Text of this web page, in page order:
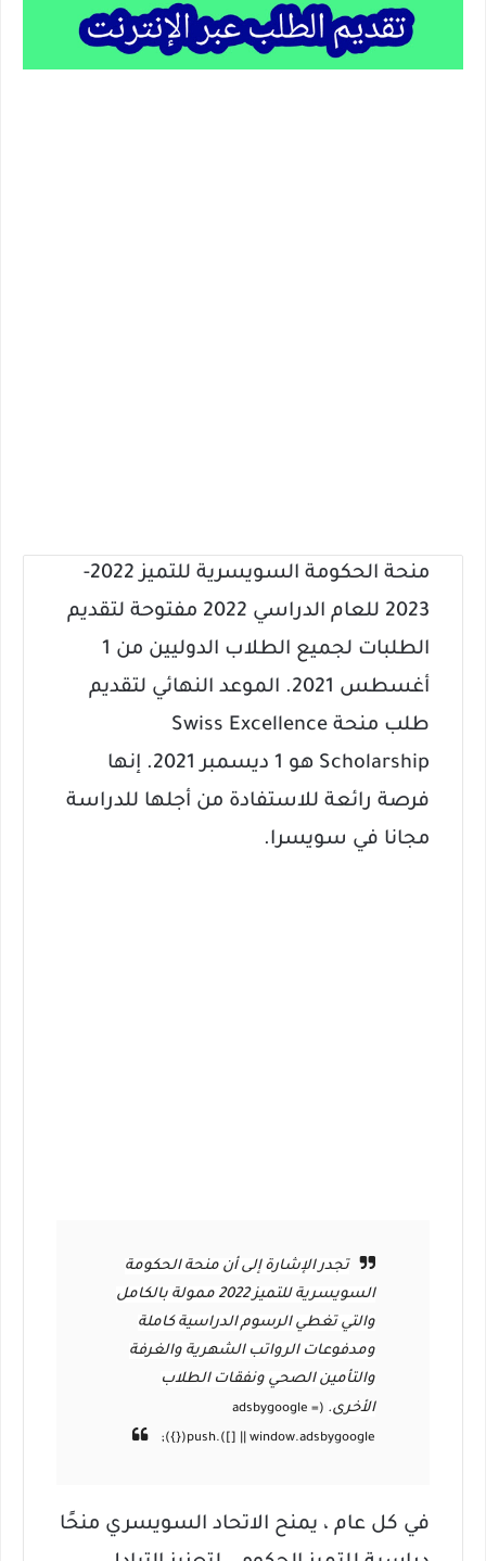
منحة الحكومة السويسرية للتميز 2022-
2023 للعام الدراسي 2022 مفتوحة لتقديم
الطلبات لجميع الطلاب الدوليين من 1
أغسطس 2021. الموعد النهائي لتقديم
طلب منحة Swiss Excellence
Scholarship هو 1 ديسمبر 2021. إنها
فرصة رائعة للاستفادة من أجلها للدراسة
مجانا في سويسرا.
تجدر الإشارة إلى أن منحة الحكومة
السويسرية للتميز 2022 ممولة بالكامل
والتي تغطي الرسوم الدراسية كاملة
ومدفوعات الرواتب الشهرية والغرفة
والتأمين الصحي ونفقات الطلاب
الأخرى.
في كل عام ، يمنح الاتحاد السويسري منحًا